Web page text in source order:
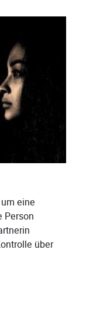
eine
Person
über